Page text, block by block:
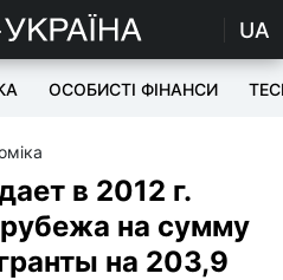
UA
ОСОБИСТІ ФІНАНСИ
в 2012 г.
на сумму
на 203,9